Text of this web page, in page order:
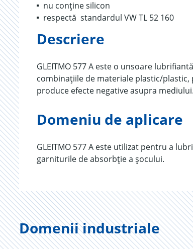
nu conține silicon
respectă standardul VW TL 52 160
Descriere
GLEITMO 577 A este o unsoare
combinațiile de materiale plastic/plastic,
produce efecte negative asupra
Domeniu de aplicare
GLEITMO 577 A este utilizat pentru a
garniturile de absorbție a șocului.
Domenii industriale